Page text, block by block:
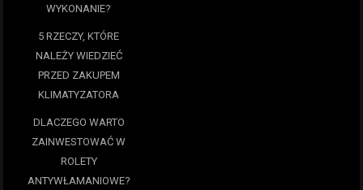
WYKONANIE?
5 RZECZY, KTÓRE
NALEŻY WIEDZIEĆ
PRZED ZAKUPEM
KLIMATYZATORA
DLACZEGO WARTO
ZAINWESTOWAĆ W
ROLETY
ANTYWŁAMANIOWE?